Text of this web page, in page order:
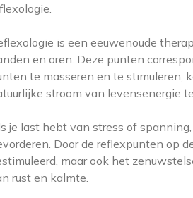
is een eeuwenoude
en oren. Deze punten
te masseren en te stimuleren,
stroom van levensenergie
je last hebt van stress of
Door de reflexpunten op
maar ook het
rust en kalmte.